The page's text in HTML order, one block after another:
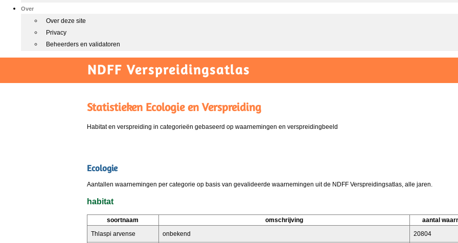
Over
Over deze site
Privacy
Beheerders en validatoren
NDFF Verspreidingsatlas
Statistieken Ecologie en Verspreiding
Habitat en verspreiding in categorieën gebaseerd op waarnemingen en verspreidingbeeld
Ecologie
Aantallen waarnemingen per categorie op basis van gevalideerde waarnemingen uit de NDFF Verspreidingsatlas, alle jaren.
habitat
soortnaam omschrijving
aantal
Thlaspi arvense
onbekend 20804